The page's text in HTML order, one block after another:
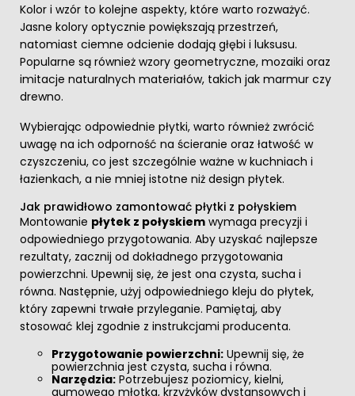
Kolor i wzór to kolejne aspekty, które warto rozważyć.
Jasne kolory optycznie powiększają przestrzeń,
natomiast ciemne odcienie dodają głębi i luksusu.
Popularne są również wzory geometryczne, mozaiki oraz
imitacje naturalnych materiałów, takich jak marmur czy
drewno.
Wybierając odpowiednie płytki, warto również zwrócić
uwagę na ich odporność na ścieranie oraz łatwość w
czyszczeniu, co jest szczególnie ważne w kuchniach i
łazienkach, a nie mniej istotne niż design płytek.
Jak prawidłowo zamontować płytki z połyskiem
Montowanie płytek z połyskiem wymaga precyzji i
odpowiedniego przygotowania. Aby uzyskać najlepsze
rezultaty, zacznij od dokładnego przygotowania
powierzchni. Upewnij się, że jest ona czysta, sucha i
równa. Następnie, użyj odpowiedniego kleju do płytek,
który zapewni trwałe przyleganie. Pamiętaj, aby
stosować klej zgodnie z instrukcjami producenta.
Przygotowanie powierzchni: Upewnij się, że
powierzchnia jest czysta, sucha i równa.
Narzędzia: Potrzebujesz poziomicy, kielni,
gumowego młotka, krzyżyków dystansowych i